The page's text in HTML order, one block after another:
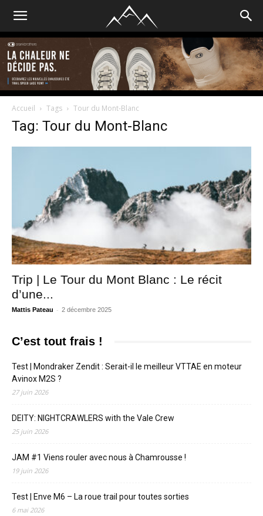
Accueil Tags Tour du Mont-Blanc
Tag: Tour du Mont-Blanc
Trip | Le Tour du Mont Blanc : Le récit
d’une...
Mattis Pateau - 2 décembre 2025
C’est tout frais !
Test | Mondraker Zendit : Serait-il le meilleur VTTAE en moteur
Avinox M2S ?
27 juin 2026
DEITY: NIGHTCRAWLERS with the Vale Crew
25 juin 2026
JAM #1 Viens rouler avec nous à Chamrousse !
19 juin 2026
Test | Enve M6 – La roue trail pour toutes sorties
6 mai 2026